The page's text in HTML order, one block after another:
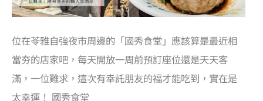
位在苓雅自強夜市周邊的「國秀食堂」應該算是最近相
當夯的店家吧，每天開放一周前預訂座位還是天天客
滿，一位難求，這次有幸託朋友的福才能吃到，實在是
太幸運！ 國秀食堂